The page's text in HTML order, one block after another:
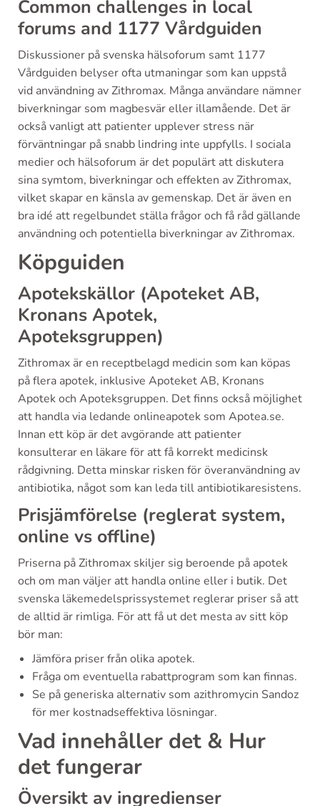
Common challenges in local
forums and 1177 Vårdguiden
Diskussioner på svenska hälsoforum samt 1177
Vårdguiden belyser ofta utmaningar som kan uppstå
vid användning av Zithromax. Många användare nämner
biverkningar som magbesvär eller illamående. Det är
också vanligt att patienter upplever stress när
förväntningar på snabb lindring inte uppfylls. I sociala
medier och hälsoforum är det populärt att diskutera
sina symtom, biverkningar och effekten av Zithromax,
vilket skapar en känsla av gemenskap. Det är även en
bra idé att regelbundet ställa frågor och få råd gällande
användning och potentiella biverkningar av Zithromax.
Köpguiden
Apotekskällor (Apoteket AB,
Kronans Apotek,
Apoteksgruppen)
Zithromax är en receptbelagd medicin som kan köpas
på flera apotek, inklusive Apoteket AB, Kronans
Apotek och Apoteksgruppen. Det finns också möjlighet
att handla via ledande onlineapotek som Apotea.se.
Innan ett köp är det avgörande att patienter
konsulterar en läkare för att få korrekt medicinsk
rådgivning. Detta minskar risken för överanvändning av
antibiotika, något som kan leda till antibiotikaresistens.
Prisjämförelse (reglerat system,
online vs offline)
Priserna på Zithromax skiljer sig beroende på apotek
och om man väljer att handla online eller i butik. Det
svenska läkemedelsprissystemet reglerar priser så att
de alltid är rimliga. För att få ut det mesta av sitt köp
bör man:
Jämföra priser från olika apotek.
Fråga om eventuella rabattprogram som kan finnas.
Se på generiska alternativ som azithromycin Sandoz
för mer kostnadseffektiva lösningar.
Vad innehåller det & Hur
det fungerar
Översikt av ingredienser